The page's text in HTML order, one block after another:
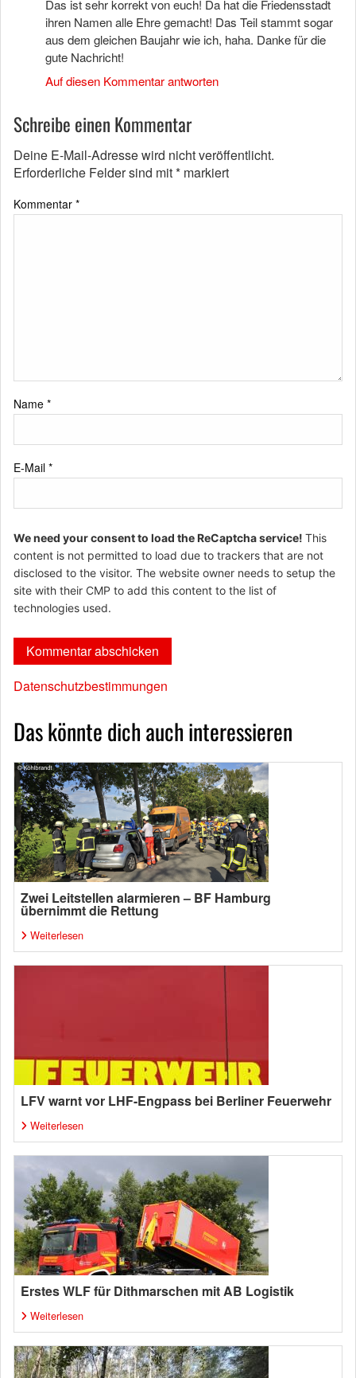
Das ist sehr korrekt von euch! Da hat die Friedensstadt
ihren Namen alle Ehre gemacht! Das Teil stammt sogar
aus dem gleichen Baujahr wie ich, haha. Danke für die
gute Nachricht!
Auf diesen Kommentar antworten
Schreibe einen Kommentar
Deine E-Mail-Adresse wird nicht veröffentlicht.
Erforderliche Felder sind mit* markiert
Kommentar *
Name *
E-Mail *
We need your consent to load the ReCaptcha service! This
content is not permitted to load due to trackers that are not
disclosed to the visitor. The website owner needs to setup the
site with their CMP to add this content to the list of
technologies used.
Datenschutzbestimmungen
Das könnte dich auch interessieren
Zwei Leitstellen alarmieren – BF Hamburg
übernimmt die Rettung
Weiterlesen
LFV warnt vor LHF-Engpass bei Berliner Feuerwehr
Weiterlesen
Erstes WLF für Dithmarschen mit AB Logistik
Weiterlesen